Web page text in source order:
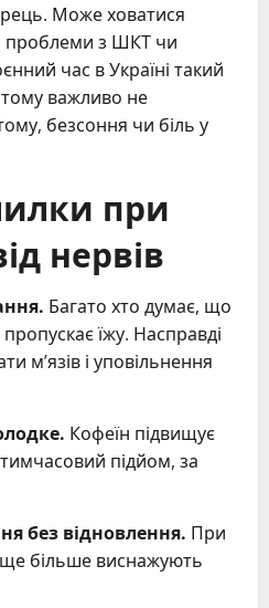
Може ховатися
проблеми з ШКТ чи
час в Україні такий
важливо не
безсоння чи біль у
при
нервів
Багато хто думає, що
їжу. Насправді
м’язів і уповільнення
Кофеїн підвищує
підйом, за
без відновлення. При
більше виснажують